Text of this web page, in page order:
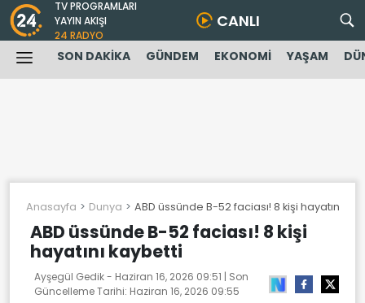
TV PROGRAMLARI
YAYIN AKIŞI
24 RADYO
CANLI
SON DAKİKA GÜNDEM EKONOMİ YAŞAM
Anasayfa Dunya ABD üssünde B-52 faciası! 8 kişi hayatını
ABD üssünde B-52 faciası! 8 kişi
hayatını kaybetti
Ayşegül Gedik - Haziran 16, 2026 09:51 | Son
Güncelleme Tarihi: Haziran 16, 2026 09:55